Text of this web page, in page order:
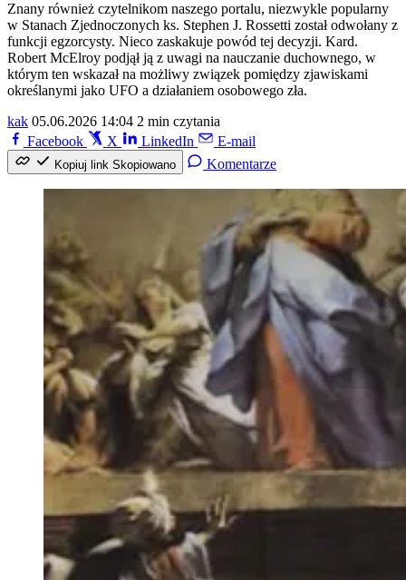
Znany również czytelnikom naszego portalu, niezwykle popularny
w Stanach Zjednoczonych ks. Stephen J. Rossetti został odwołany z
funkcji egzorcysty. Nieco zaskakuje powód tej decyzji. Kard.
Robert McElroy podjął ją z uwagi na nauczanie duchownego, w
którym ten wskazał na możliwy związek pomiędzy zjawiskami
określanymi jako UFO a działaniem osobowego zła.
kak 05.06.2026 14:04 2 min czytania
Facebook
X LinkedIn E-mail
Kopiuj link Skopiowano Komentarze